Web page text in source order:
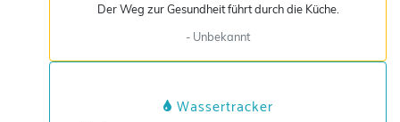
Der Weg zur Gesundheit führt durch die Küche.
- Unbekannt
Wassertracker